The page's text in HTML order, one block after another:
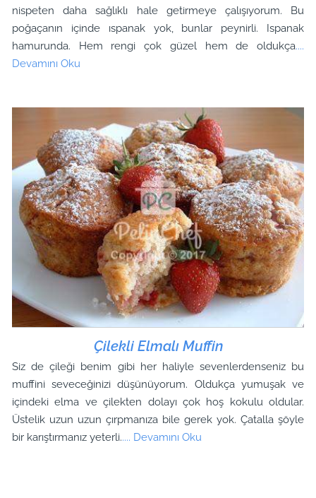
nispeten daha sağlıklı hale getirmeye çalışıyorum. Bu
poğaçanın içinde ıspanak yok, bunlar peynirli. Ispanak
hamurunda. Hem rengi çok güzel hem de oldukça....
Devamını Oku
Çilekli Elmalı Muffin
Siz de çileği benim gibi her haliyle sevenlerdenseniz bu
muffini seveceğinizi düşünüyorum. Oldukça yumuşak ve
içindeki elma ve çilekten dolayı çok hoş kokulu oldular.
Üstelik uzun uzun çırpmanıza bile gerek yok. Çatalla şöyle
bir karıştırmanız yeterli..... Devamını Oku